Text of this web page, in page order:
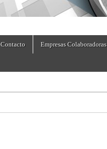
Contacto Empresas Colaboradoras